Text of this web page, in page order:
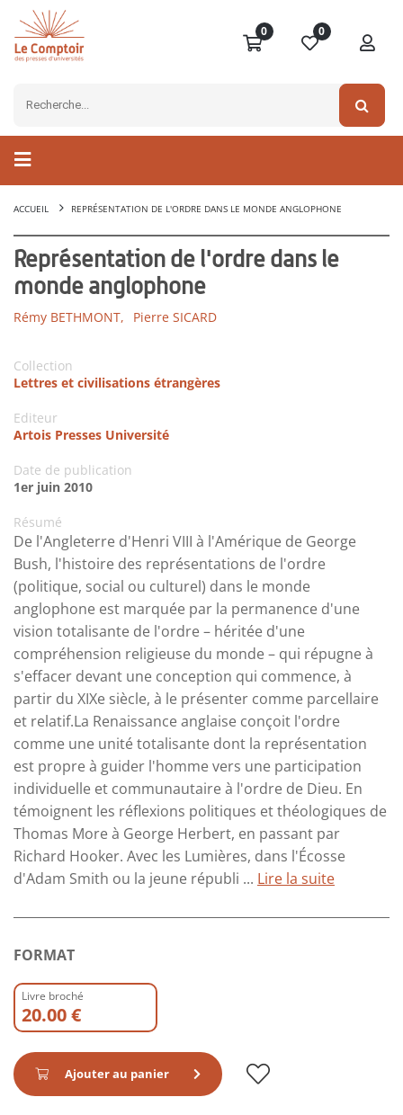
0 0
ACCUEIL REPRÉSENTATION DE L'ORDRE DANS LE MONDE ANGLOPHONE
Représentation de l'ordre dans le
monde anglophone
Rémy BETHMONT, Pierre SICARD
Collection
Lettres et civilisations étrangères
Editeur
Artois Presses Université
Date de publication
1er juin 2010
Résumé
De l'Angleterre d'Henri VIII à l'Amérique de George
Bush, l'histoire des représentations de l'ordre
(politique, social ou culturel) dans le monde
anglophone est marquée par la permanence d'une
vision totalisante de l'ordre – héritée d'une
compréhension religieuse du monde – qui répugne à
s'effacer devant une conception qui commence, à
partir du XIXe siècle, à le présenter comme parcellaire
et relatif.La Renaissance anglaise conçoit l'ordre
comme une unité totalisante dont la représentation
est propre à guider l'homme vers une participation
individuelle et communautaire à l'ordre de Dieu. En
témoignent les réflexions politiques et théologiques de
Thomas More à George Herbert, en passant par
Richard Hooker. Avec les Lumières, dans l'Écosse
d'Adam Smith ou la jeune républi ... Lire la suite
FORMAT
Livre broché
20.00 €
Ajouter au panier